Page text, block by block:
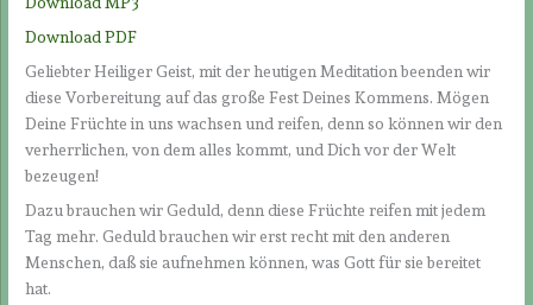
Download PDF
Geliebter Heiliger Geist, mit der heutigen Meditation beenden wir
diese Vorbereitung auf das große Fest Deines Kommens. Mögen
Deine Früchte in uns wachsen und reifen, denn so können wir den
verherrlichen, von dem alles kommt, und Dich vor der Welt
bezeugen!
Dazu brauchen wir Geduld, denn diese Früchte reifen mit jedem
Tag mehr. Geduld brauchen wir erst recht mit den anderen
Menschen, daß sie aufnehmen können, was Gott für sie bereitet
hat.